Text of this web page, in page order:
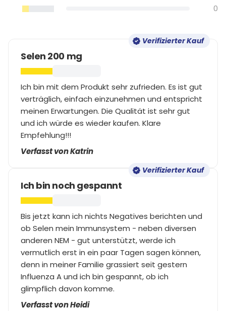
0
Verifizierter Kauf
Selen 200 mg
Ich bin mit dem Produkt sehr zufrieden. Es ist gut
verträglich, einfach einzunehmen und entspricht
meinen Erwartungen. Die Qualität ist sehr gut
und ich würde es wieder kaufen. Klare
Empfehlung!!!
Verfasst von Katrin
Verifizierter Kauf
Ich bin noch gespannt
Bis jetzt kann ich nichts Negatives berichten und
ob Selen mein Immunsystem - neben diversen
anderen NEM - gut unterstützt, werde ich
vermutlich erst in ein paar Tagen sagen können,
denn in meiner Familie grassiert seit gestern
Influenza A und ich bin gespannt, ob ich
glimpflich davon komme.
Verfasst von Heidi